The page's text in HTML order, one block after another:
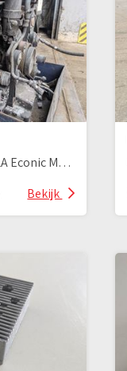
OM 906 LA / OM 906 LA Econic Motor 906.925
Bekijk